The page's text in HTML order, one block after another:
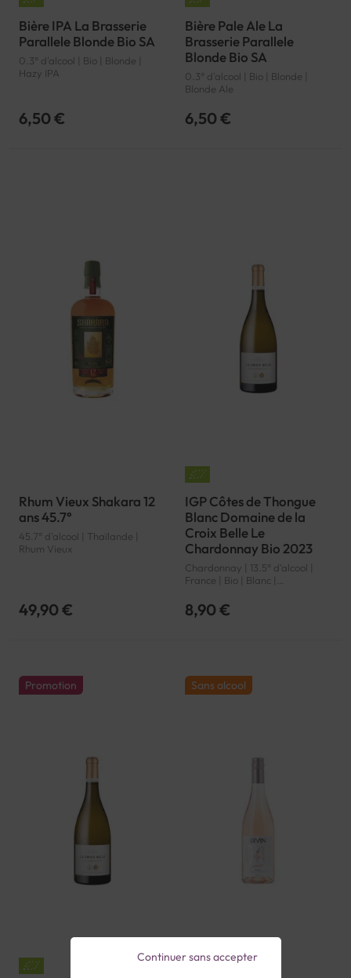
Bière IPA La Brasserie
Parallele Blonde Bio SA
0.3° d'alcool | Bio | Blonde |
Hazy IPA
6,50 €
Bière Pale Ale La
Brasserie Parallele
Blonde Bio SA
0.3° d'alcool | Bio | Blonde |
Blonde Ale
6,50 €
Rhum Vieux Shakara 12
ans 45.7°
45.7° d'alcool | Thaïlande |
Rhum Vieux
49,90 €
IGP Côtes de Thongue
Blanc Domaine de la
Croix Belle Le
Chardonnay Bio 2023
Chardonnay | 13.5° d'alcool |
France | Bio | Blanc |
de Thongue | IGP
8,90 €
Promotion Sans alcool
Continuer sans accepter